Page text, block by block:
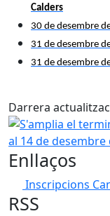
Calders
30 de desembre
31 de desembre
31 de desembre
Darrera
S'amplia el termini
Enllaços
Inscripcions
RSS